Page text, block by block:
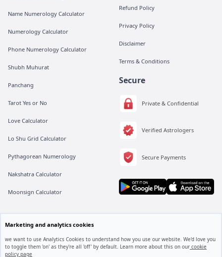
Name Numerology Calculator
Numerology Calculator
Phone Numerology Calculator
Shubh Muhurat
Panchang
Tarot Yes or No
Love Calculator
Lo Shu Grid Calculator
Pythagorean Numerology
Nakshatra Calculator
Moonsign Calculator
Refund Policy
Privacy Policy
Disclaimer
Terms & Conditions
Secure
Private & Confidential
Verified Astrologers
Secure Payments
All rights are reserved by Vedic Meet® Private Limited.
Linkedin
Marketing and analytics cookies
we want to use Analytics Cookies to understand how you use our website. We'd love you
to toggle them 'on' as they're all 'off' by default. Learn more about this on our cookie
policy page